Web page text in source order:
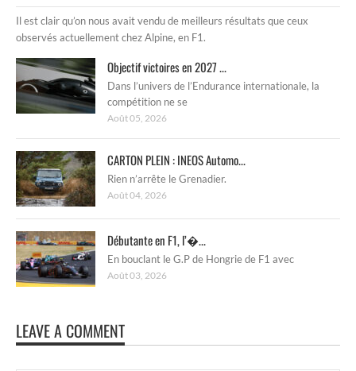
Il est clair qu’on nous avait vendu de meilleurs résultats que ceux
observés actuellement chez Alpine, en F1.
Objectif victoires en 2027 ...
Dans l’univers de l’Endurance internationale, la
compétition ne se
Août 05, 2026
CARTON PLEIN : INEOS Automo...
Rien n’arrête le Grenadier.
Août 04, 2026
Débutante en F1, l’�...
En bouclant le G.P de Hongrie de F1 avec
Août 03, 2026
LEAVE A COMMENT